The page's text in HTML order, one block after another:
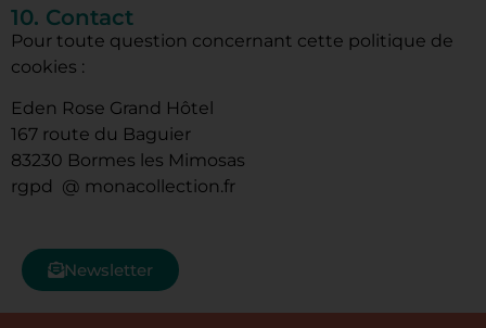
10. Contact
Pour toute question concernant cette politique de
cookies :
Eden Rose Grand Hôtel
167 route du Baguier
83230 Bormes les Mimosas
rgpd @ monacollection.fr
Newsletter